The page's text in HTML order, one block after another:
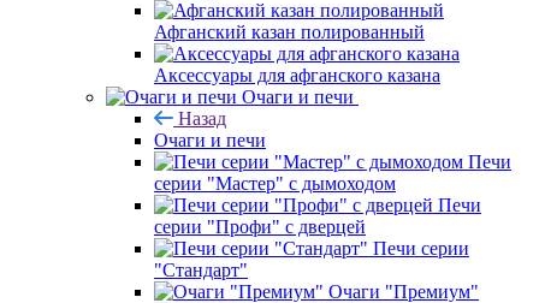
Афганский казан полированный
Аксессуары для афганского казана
Очаги и печи
Назад
Очаги и печи
Печи
серии "Мастер" с дымоходом
Печи
серии "Профи" с дверцей
Печи серии
"Стандарт"
Очаги "Премиум"